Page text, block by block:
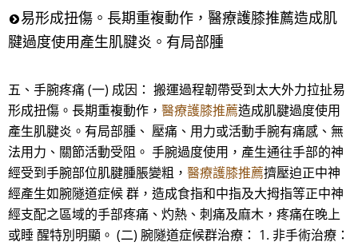
易形成扭傷。長期重複動作，醫療護膝推薦造成肌
腱過度使用產生肌腱炎。有局部腫
五、手腕疼痛 (一) 成因： 搬運過程韌帶受到太大外力拉扯易
形成扭傷。長期重複動作， 醫療護膝推薦造成肌腱過度使用
產生肌腱炎。有局部腫、 壓痛、用力或活動手腕有痛感、無
法用力、關節活動受阻。 手腕過度使用，產生通往手部的神
經受到手腕部位肌腱腫脹變粗， 醫療護膝推薦擠壓迫正中神
經產生如腕隧道症候 群，造成食指和中指及大拇指等正中神
經支配之區域的手部疼痛、灼熱、刺痛及麻木，疼痛在晚上
或睡 醒特別明顯。 (二) 腕隧道症候群治療： 1. 非手術治療：